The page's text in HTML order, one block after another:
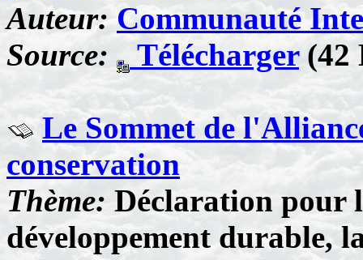
Auteur: Communauté
Source:
Télécharger(42
Le Sommet de
conservation
Thème: Déclaration pour
développement durable,